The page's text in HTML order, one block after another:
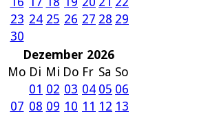
23 24 25 26 27 28 29
30
Dezember 2026
Mo Di Mi Do Fr Sa So
01 02 03 04 05 06
07 08 09 10 11 12 13